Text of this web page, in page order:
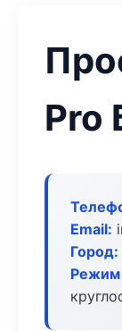
Pro
Email:
Город:
Режим